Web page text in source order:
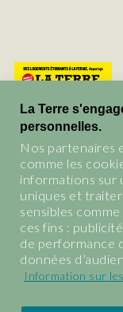
La Terre
personnelles.
Nos partenaires
comme les
informations sur
uniques et
sensibles
ces fins :
de performance
données
Information sur